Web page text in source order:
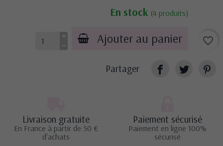
En stock (4 produits)
Ajouter au panier favorite_border
Partager
Livraison gratuite
En France à partir de 50 €
d'achats
Paiement sécurisé
Paiement en ligne 100%
sécurisé